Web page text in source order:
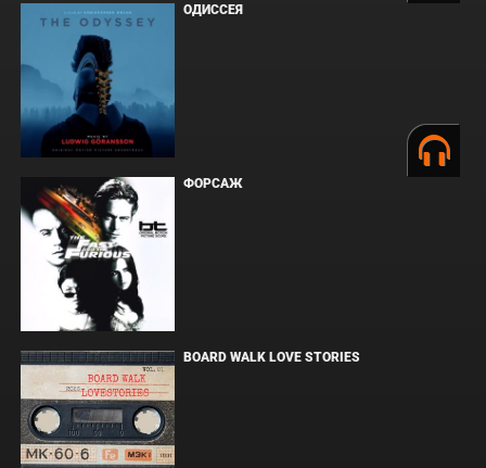
ОДИССЕЯ
ФОРСАЖ
BOARD WALK LOVE STORIES